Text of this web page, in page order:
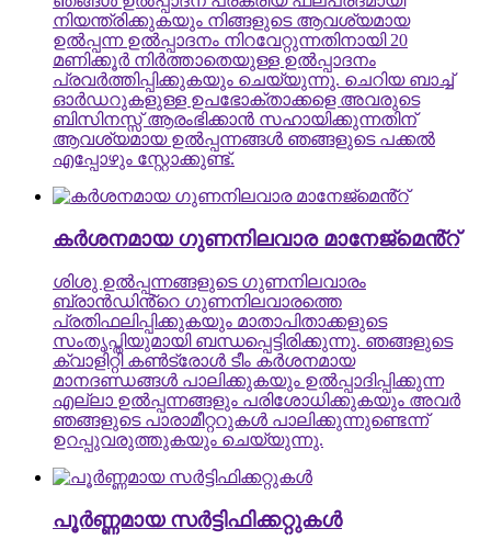
നിയന്ത്രിക്കുകയും നിങ്ങളുടെ ആവശ്യമായ
ഉൽപ്പന്ന ഉൽപ്പാദനം നിറവേറ്റുന്നതിനായി 20
മണിക്കൂർ നിർത്താതെയുള്ള ഉൽപ്പാദനം
പ്രവർത്തിപ്പിക്കുകയും ചെയ്യുന്നു. ചെറിയ ബാച്ച്
ഓർഡറുകളുള്ള ഉപഭോക്താക്കളെ അവരുടെ
ബിസിനസ്സ് ആരംഭിക്കാൻ സഹായിക്കുന്നതിന്
ആവശ്യമായ ഉൽപ്പന്നങ്ങൾ ഞങ്ങളുടെ പക്കൽ
എപ്പോഴും സ്റ്റോക്കുണ്ട്.
കർശനമായ ഗുണനിലവാര മാനേജ്മെൻ്റ്
ശിശു ഉൽപ്പന്നങ്ങളുടെ ഗുണനിലവാരം
ബ്രാൻഡിൻ്റെ ഗുണനിലവാരത്തെ
പ്രതിഫലിപ്പിക്കുകയും മാതാപിതാക്കളുടെ
സംതൃപ്തിയുമായി ബന്ധപ്പെട്ടിരിക്കുന്നു. ഞങ്ങളുടെ
ക്വാളിറ്റി കൺട്രോൾ ടീം കർശനമായ
മാനദണ്ഡങ്ങൾ പാലിക്കുകയും ഉൽപ്പാദിപ്പിക്കുന്ന
എല്ലാ ഉൽപ്പന്നങ്ങളും പരിശോധിക്കുകയും അവർ
ഞങ്ങളുടെ പാരാമീറ്ററുകൾ പാലിക്കുന്നുണ്ടെന്ന്
ഉറപ്പുവരുത്തുകയും ചെയ്യുന്നു.
പൂർണ്ണമായ സർട്ടിഫിക്കറ്റുകൾ